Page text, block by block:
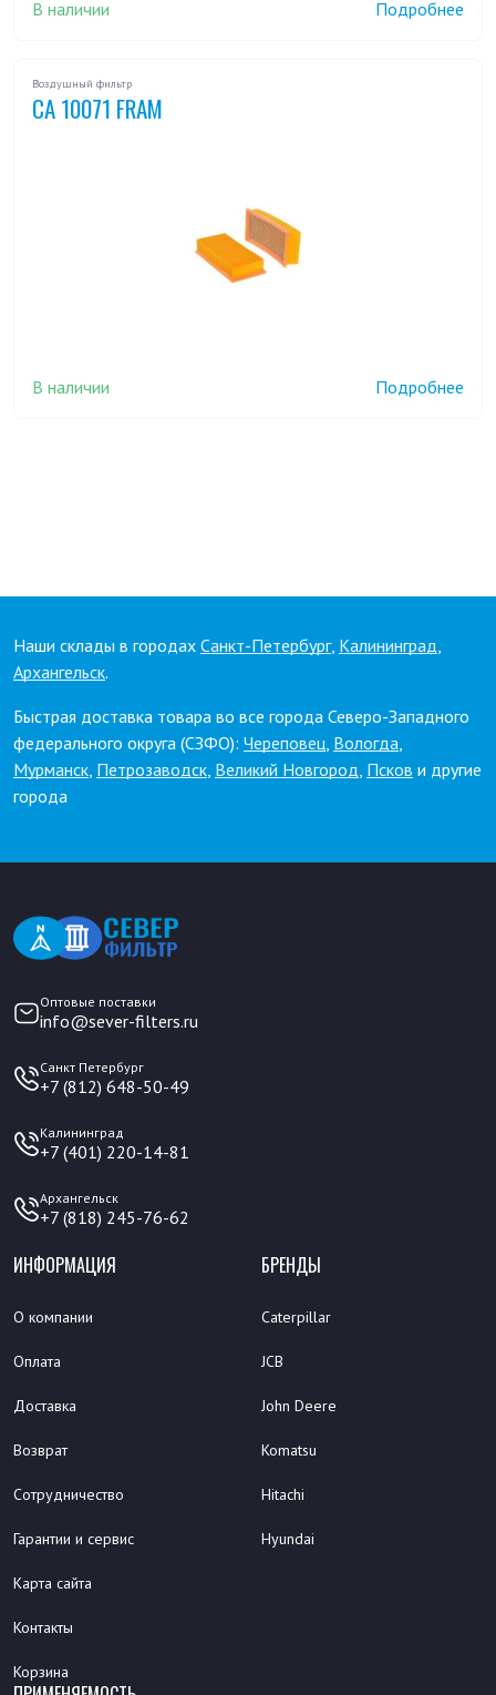
В наличии Подробнее
Воздушный фильтр
CA 10071 FRAM
В наличии Подробнее
Наши склады в городах Санкт-Петербург, Калининград,
Архангельск.
Быстрая доставка товара во все города Северо-Западного
федерального округа (СЗФО): Череповец, Вологда,
Мурманск, Петрозаводск, Великий Новгород, Псков и другие
города
Оптовые поставки
info@sever-filters.ru
Санкт Петербург
+7 (812) 648-50-49
Калининград
+7 (401) 220-14-81
Архангельск
+7 (818) 245-76-62
ИНФОРМАЦИЯ
О компании
Оплата
Доставка
Возврат
Сотрудничество
Гарантии и сервис
Карта сайта
Контакты
Корзина
БРЕНДЫ
Caterpillar
JCB
John Deere
Komatsu
Hitachi
Hyundai